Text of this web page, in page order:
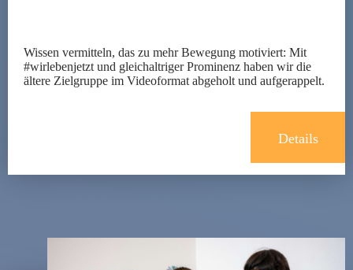
Wissen vermitteln, das zu mehr Bewegung motiviert: Mit
#wirlebenjetzt und gleichaltriger Prominenz haben wir die
ältere Zielgruppe im Videoformat abgeholt und aufgerappelt.
Details